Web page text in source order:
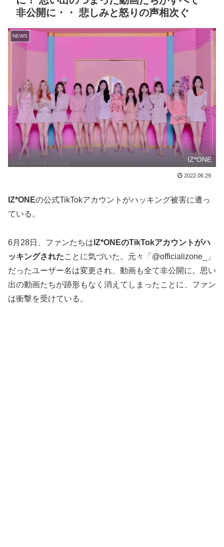
非公開に・・ 悲しみと怒りの声相次ぐ
NEWS
IZ*ONE
2022.06.29
IZ*ONEの公式TikTokアカウントがハッキング被害に遭っ
ている。
6月28日、ファンたちは IZ*ONEのTikTokアカウントがハ
ッキングされたことに気づいた。元々「@officializone_」
だったユーザー名は変更され、動画も全て非公開に。思い
出の動画たちが跡形もなく消えてしまったことに、ファン
は衝撃を受けている。